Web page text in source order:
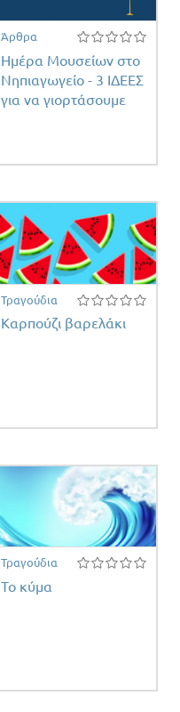
Άρθρα
Ημέρα Μουσείων στο
Νηπιαγωγείο - 3 ΙΔΕΕΣ
για να γιορτάσουμε
Τραγούδια
Καρπούζι βαρελάκι
Τραγούδια
Το κύμα